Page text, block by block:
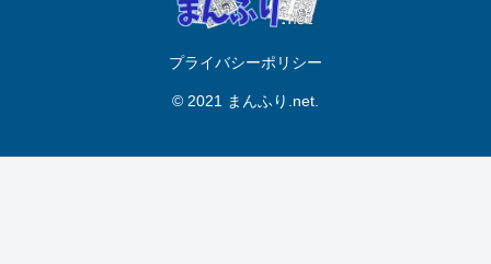
プライバシーポリシー
© 2021 まんふり.net.